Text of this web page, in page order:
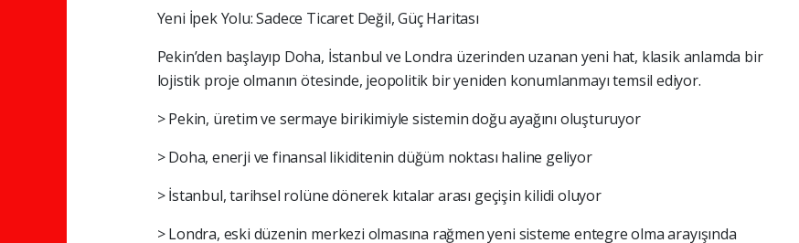
Yeni İpek Yolu: Sadece Ticaret Değil, Güç Haritası
Pekin’den başlayıp Doha, İstanbul ve Londra üzerinden uzanan yeni hat, klasik anlamda bir
lojistik proje olmanın ötesinde, jeopolitik bir yeniden konumlanmayı temsil ediyor.
> Pekin, üretim ve sermaye birikimiyle sistemin doğu ayağını oluşturuyor
> Doha, enerji ve finansal likiditenin düğüm noktası haline geliyor
> İstanbul, tarihsel rolüne dönerek kıtalar arası geçişin kilidi oluyor
> Londra, eski düzenin merkezi olmasına rağmen yeni sisteme entegre olma arayışında